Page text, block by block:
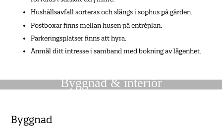
Hushållsavfall sorteras och slängs i sophus på gården.
Postboxar finns mellan husen på entréplan.
Parkeringsplatser finns att hyra.
Anmäl ditt intresse i samband med bokning av lägenhet.
Byggnad & interiör
Byggnad